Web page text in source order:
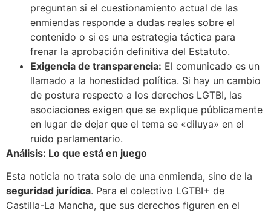
preguntan si el cuestionamiento actual de las
enmiendas responde a dudas reales sobre el
contenido o si es una estrategia táctica para
frenar la aprobación definitiva del Estatuto.
Exigencia de transparencia: El comunicado es un
llamado a la honestidad política. Si hay un cambio
de postura respecto a los derechos LGTBI, las
asociaciones exigen que se explique públicamente
en lugar de dejar que el tema se «diluya» en el
ruido parlamentario.
Análisis: Lo que está en juego
Esta noticia no trata solo de una enmienda, sino de la
seguridad jurídica. Para el colectivo LGTBI+ de
Castilla-La Mancha, que sus derechos figuren en el